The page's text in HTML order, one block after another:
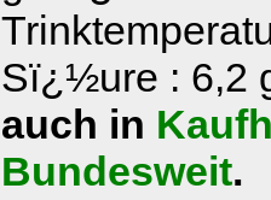
Sï¿½ure : 6,2
auch in
Bundesweit.